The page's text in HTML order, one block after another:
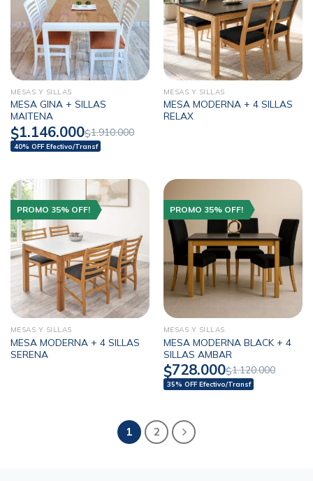
MESAS Y SILLAS
MESA GINA + SILLAS
MAITENA
$1.146.000$1.910.000
40% OFF Efectivo/Transf
MESAS Y SILLAS
MESA MODERNA + 4 SILLAS
RELAX
PROMO 35% OFF!
MESAS Y SILLAS
MESA MODERNA + 4 SILLAS
SERENA
PROMO 35% OFF!
MESAS Y SILLAS
MESA MODERNA BLACK + 4
SILLAS AMBAR
$728.000$1.120.000
35% OFF Efectivo/Transf
1 2